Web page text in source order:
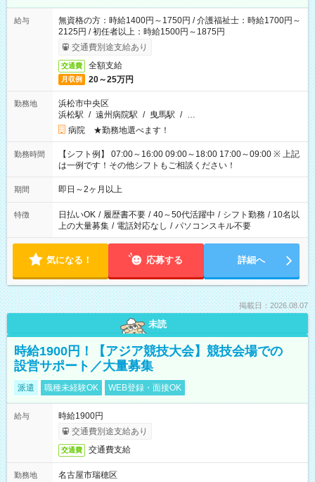
給与
無資格の方：時給1400円～1750円 / 介護福祉士：時給1700円～
2125円 / 初任者以上：時給1500円～1875円
交通費別途支給あり
交通費 全額支給
月収例 20～25万円
勤務地
浜松市中央区
浜松駅 / 遠州病院駅 / 曳馬駅 / …
病院 ★勤務地選べます！
勤務時間
【シフト例】 07:00～16:00 09:00～18:00 17:00～09:00 ※ 上記
は一例です！その他シフトもご相談ください！
期間 即日～2ヶ月以上
特徴 日払いOK / 履歴書不要 / 40～50代活躍中 / シフト勤務 / 10名以
上の大量募集 / 電話対応なし / パソコンスキル不要
気になる！ 応募する 詳細へ
掲載日：2026.08.07
未読
時給1900円！【アジア競技大会】競技会場での
設営サポート／大量募集
派遣 職種未経験OK WEB登録・面接OK
給与
時給1900円
交通費別途支給あり
交通費 交通費支給
勤務地
名古屋市瑞穂区